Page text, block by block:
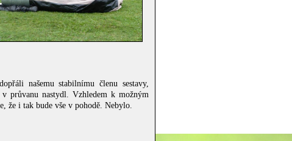
našemu stabilnímu členu sestavy,
průvanu nastydl. Vzhledem k možným
že i tak bude vše v pohodě. Nebylo.